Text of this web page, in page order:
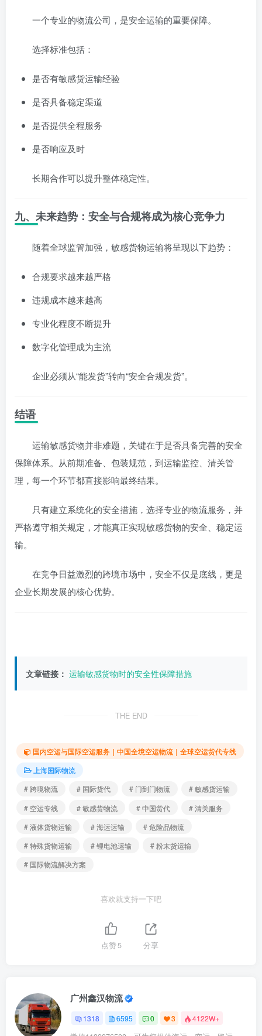
一个专业的物流公司，是安全运输的重要保障。
选择标准包括：
是否有敏感货运输经验
是否具备稳定渠道
是否提供全程服务
是否响应及时
长期合作可以提升整体稳定性。
九、未来趋势：安全与合规将成为核心竞争力
随着全球监管加强，敏感货物运输将呈现以下趋势：
合规要求越来越严格
违规成本越来越高
专业化程度不断提升
数字化管理成为主流
企业必须从“能发货”转向“安全合规发货”。
结语
运输敏感货物并非难题，关键在于是否具备完善的安全
保障体系。从前期准备、包装规范，到运输监控、清关管
理，每一个环节都直接影响最终结果。
只有建立系统化的安全措施，选择专业的物流服务，并
严格遵守相关规定，才能真正实现敏感货物的安全、稳定运
输。
在竞争日益激烈的跨境市场中，安全不仅是底线，更是
企业长期发展的核心优势。
文章链接： 运输敏感货物时的安全性保障措施
THE END
国内空运与国际空运服务｜中国全境空运物流｜全球空运货代专线
上海国际物流
# 跨境物流
# 国际货代 # 门到门物流
# 敏感货运输
# 空运专线
# 敏感货物流 # 中国货代
# 清关服务
# 液体货物运输
# 海运运输
# 危险品物流
# 特殊货物运输
# 锂电池运输
# 粉末货运输
# 国际物流解决方案
喜欢就支持一下吧
点赞5 分享
广州鑫汉物流
1318 6595 0 3 4122W+